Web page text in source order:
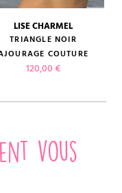
LISE CHARMEL
TRIANGLE NOIR
COUTURE
Prix
120,00 €
vous